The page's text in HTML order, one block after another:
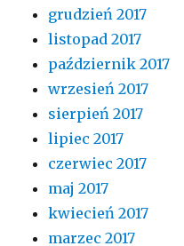
grudzień 2017
listopad 2017
październik 2017
wrzesień 2017
sierpień 2017
lipiec 2017
czerwiec 2017
maj 2017
kwiecień 2017
marzec 2017